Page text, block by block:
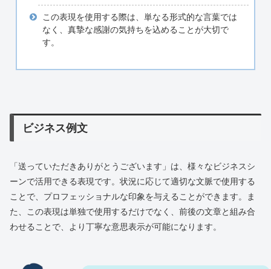
この表現を使用する際は、単なる形式的な言葉では
なく、真摯な感謝の気持ちを込めることが大切で
す。
ビジネス例文
「送っていただきありがとうございます」は、様々なビジネスシ
ーンで活用できる表現です。状況に応じて適切な文脈で使用する
ことで、プロフェッショナルな印象を与えることができます。ま
た、この表現は単独で使用するだけでなく、前後の文章と組み合
わせることで、より丁寧な意思表示が可能になります。